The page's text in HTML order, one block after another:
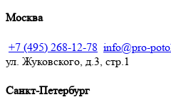
Москва
+7 (495) 268-12-78 info@pro-
ул. Жуковского, д.3, стр.1
Санкт-Петербург